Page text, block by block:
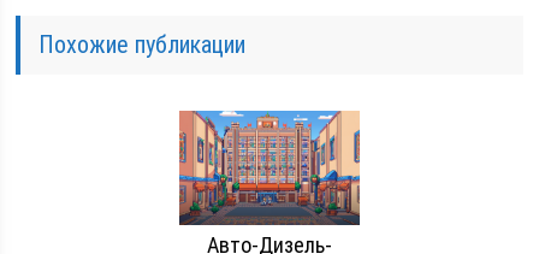
Похожие публикации
Авто-Дизель-